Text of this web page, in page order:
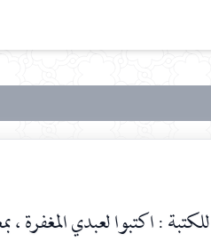
للكتبة : اكتبوا لعبدي المغفرة ،